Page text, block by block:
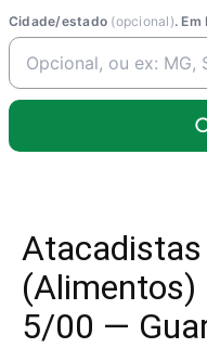
Cidade/estado (opcional).
5/00 —